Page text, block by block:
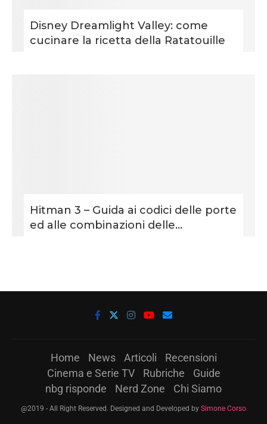
Disney Dreamlight Valley: come
cucinare la ricetta della Ratatouille
Hitman 3 – Guida ai codici delle porte
ed alle combinazioni delle...
Home News Articoli
Recensioni
Cinema e Serie TV
Rubriche
Guide
nbg risponde
Nerd Zone Chi Siamo
@2019 - All Right Reserved. Designed and Developed by Simone Corso